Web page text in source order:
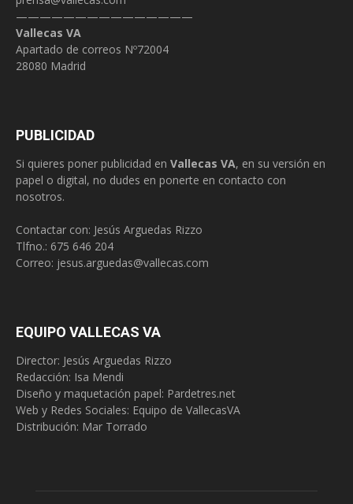
———————————————
Vallecas VA
Apartado de correos Nº72004
28080 Madrid
PUBLICIDAD
Si quieres poner publicidad en Vallecas VA, en su versión en
papel o digital, no dudes en ponerte en contacto con
nosotros.
Contactar con: Jesús Arguedas Rizzo
Tlfno.: 675 646 204
Correo: jesus.arguedas@vallecas.com
EQUIPO VALLECAS VA
Director: Jesús Arguedas Rizzo
Redacción: Isa Mendi
Diseño y maquetación papel: Pardetres.net
Web y Redes Sociales: Equipo de VallecasVA
Distribución: Mar Torrado